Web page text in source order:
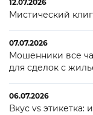
12.07.2026
Мистический
07.07.2026
Мошенники все
для сделок с
06.07.2026
Вкус vs этикетка: